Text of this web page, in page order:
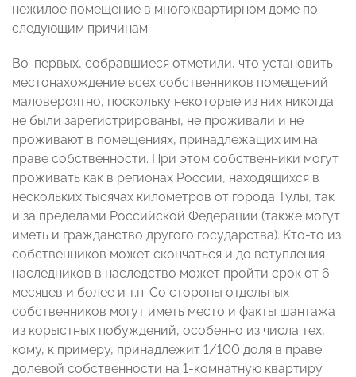
нежилое помещение в многоквартирном доме по
следующим причинам.
Во-первых, собравшиеся отметили, что установить
местонахождение всех собственников помещений
маловероятно, поскольку некоторые из них никогда
не были зарегистрированы, не проживали и не
проживают в помещениях, принадлежащих им на
праве собственности. При этом собственники могут
проживать как в регионах России, находящихся в
нескольких тысячах километров от города Тулы, так
и за пределами Российской Федерации (также могут
иметь и гражданство другого государства). Кто-то из
собственников может скончаться и до вступления
наследников в наследство может пройти срок от 6
месяцев и более и т.п. Со стороны отдельных
собственников могут иметь место и факты шантажа
из корыстных побуждений, особенно из числа тех,
кому, к примеру, принадлежит 1/100 доля в праве
долевой собственности на 1-комнатную квартиру